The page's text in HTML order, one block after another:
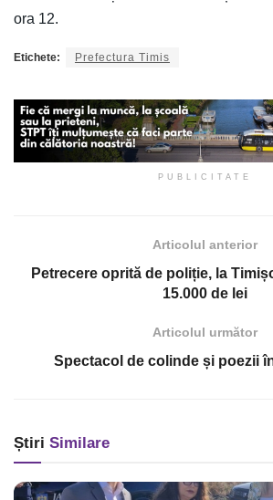
ora 12.
Etichete: Prefectura Timis
PUBLICITATE
Articolul anterior
Petrecere oprită de poliție, la
15.000 de lei
Articolul următor
Spectacol de colinde și poezii
Știri Similare